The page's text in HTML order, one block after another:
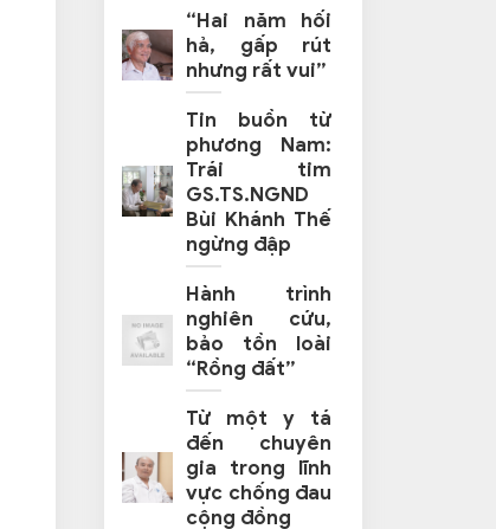
“Hai năm hối
hả, gấp rút
nhưng rất vui”
Tin buồn từ
phương Nam:
Trái tim
GS.TS.NGND
Bùi Khánh Thế
ngừng đập
Hành trình
nghiên cứu,
bảo tồn loài
“Rồng đất”
Từ một y tá
đến chuyên
gia trong lĩnh
vực chống đau
cộng đồng